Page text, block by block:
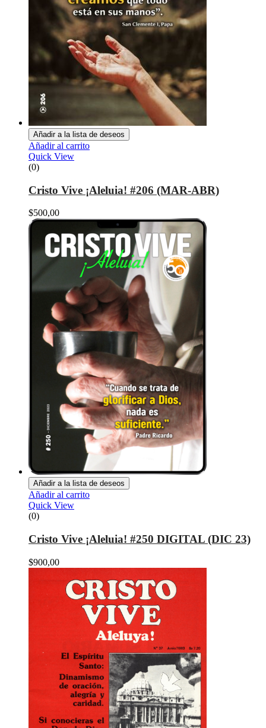
Añadir a la lista de deseos
Añadir al carrito
Quick View
(0)
Cristo Vive ¡Aleluia! #206 (MAR-ABR)
$500,00
Añadir a la lista de deseos
Añadir al carrito
Quick View
(0)
Cristo Vive ¡Aleluia! #250 DIGITAL (DIC 23)
$900,00